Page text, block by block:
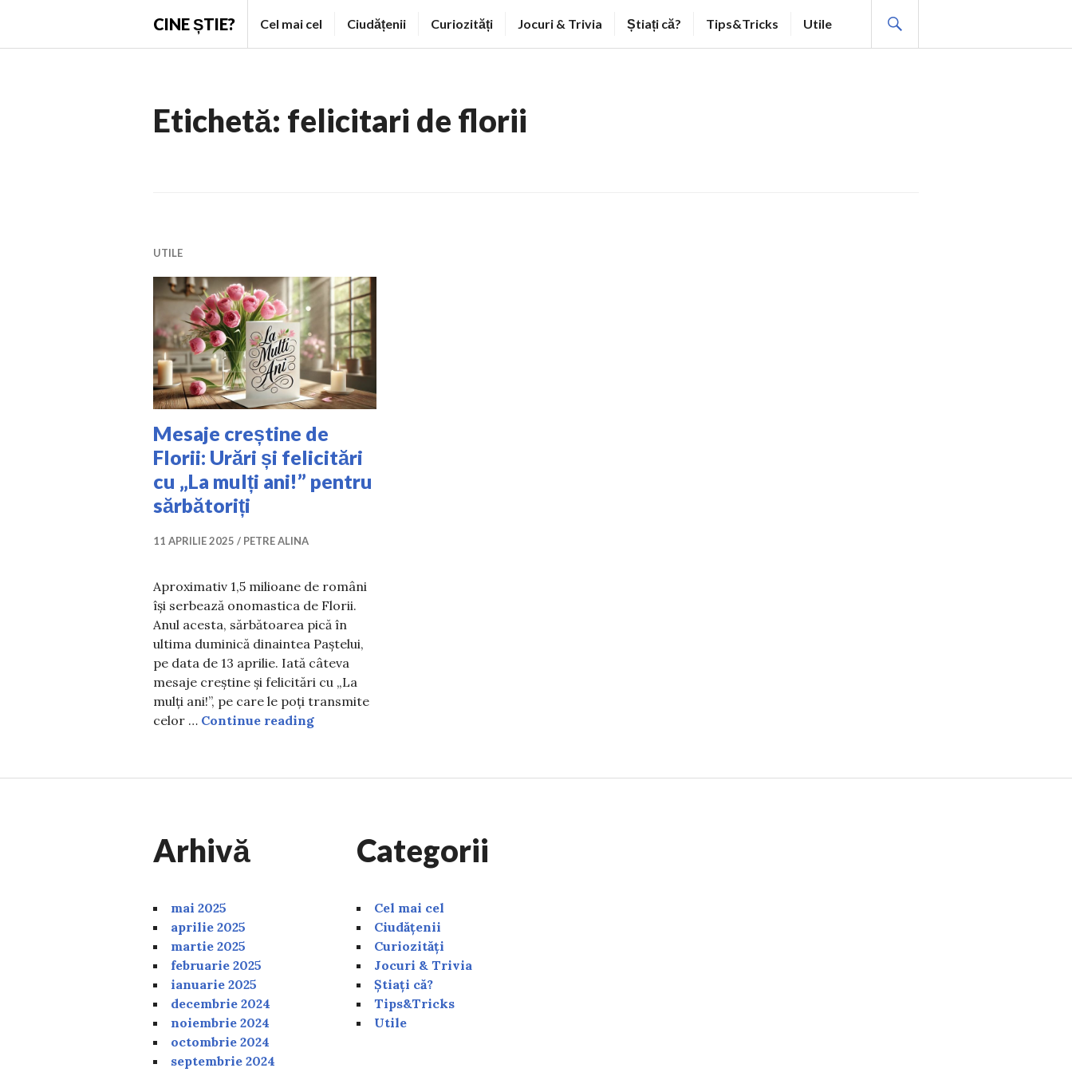
CINE ȘTIE? Cel mai cel Ciudățenii Curiozități Jocuri & Trivia Știați că? Tips&Tricks Utile
Etichetă: felicitari de florii
UTILE
Mesaje creștine de
Florii: Urări și felicitări
cu „La mulți ani!” pentru
sărbătoriți
11 APRILIE 2025 PETRE ALINA
Aproximativ 1,5 milioane de români
își serbează onomastica de Florii.
Anul acesta, sărbătoarea pică în
ultima duminică dinaintea Paștelui,
pe data de 13 aprilie. Iată câteva
mesaje creștine și felicitări cu „La
mulți ani!”, pe care le poți transmite
celor … Continue readingMesaje creștine de Florii: Urări și felicitări cu „La mulți ani!” pentru sărbătoriți
Arhivă
mai 2025
aprilie 2025
martie 2025
februarie 2025
ianuarie 2025
decembrie 2024
noiembrie 2024
octombrie 2024
septembrie 2024
Categorii
Cel mai cel
Ciudățenii
Curiozități
Jocuri & Trivia
Știați că?
Tips&Tricks
Utile